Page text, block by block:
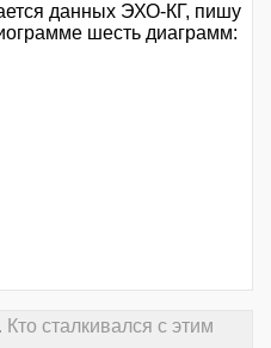
данных ЭХО-КГ, пишу
шесть диаграмм:
сталкивался с этим